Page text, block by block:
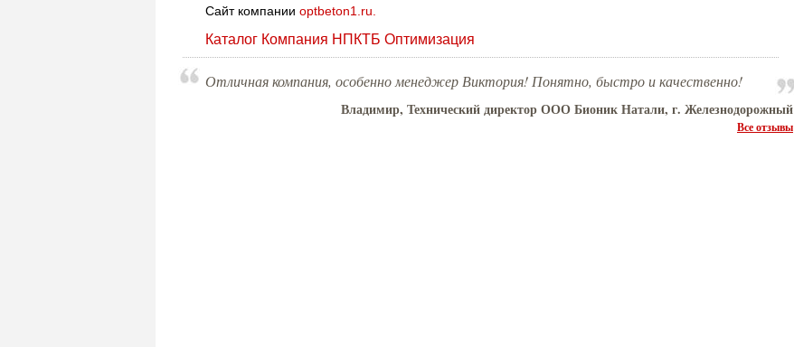
Сайт компании optbeton1.ru.
Каталог Компания НПКТБ Оптимизация
Отличная компания, особенно менеджер Виктория! Понятно, быстро и качественно!
Владимир, Технический директор ООО Бионик Натали, г. Железнодорожный
Все отзывы